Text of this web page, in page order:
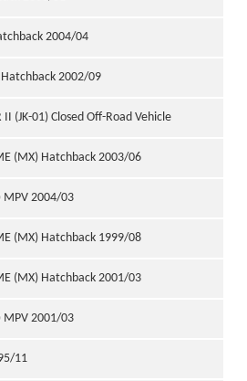
2004/04
Hatchback 2002/09
II (JK-01) Closed Off-Road Vehicle
(MX) Hatchback 2003/06
MPV 2004/03
(MX) Hatchback 1999/08
(MX) Hatchback 2001/03
MPV 2001/03
11